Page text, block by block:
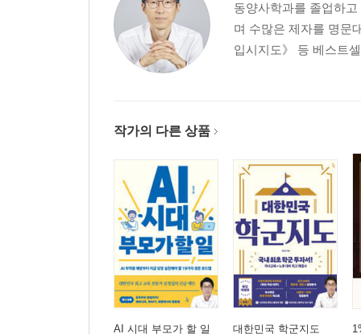
동양사학과를 졸업하
며 수많은 제자를 명문
입시지도》 등 베스트
작가의 다른 상품
AI 시대 부모가 할 일 대한민국 학군지도